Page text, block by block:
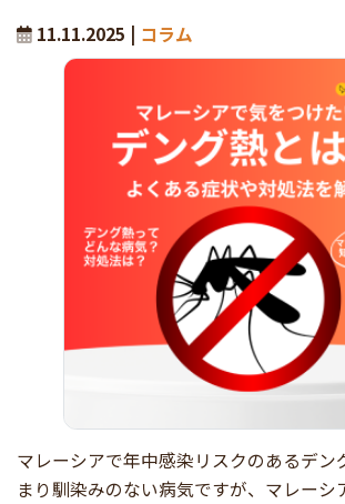
11.11.2025 | コラム
マレーシアで年中感染リスクのあるデン
まり馴染みのない病気ですが、マレーシ